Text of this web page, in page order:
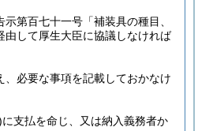
第百七十一号「補装具の種目、
して厚生大臣に協議しなければ
必要な事項を記載しておかなけ
に支払を命じ、又は納入義務者か